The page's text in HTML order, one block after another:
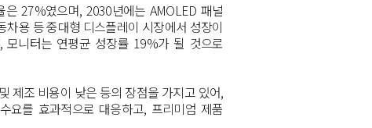
은27%였으며, 2030년에는 AMOLED 패널
차용 등 중대형 디스플레이 시장에서 성장이
모니터는 연평균 성장률19%가 될 것으로
제조 비용이 낮은 등의 장점을 가지고 있어,
요를 효과적으로 대응하고, 프리미엄 제품